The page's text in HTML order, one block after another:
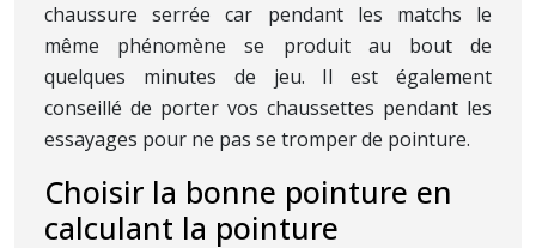
chaussure serrée car pendant les matchs le
même phénomène se produit au bout de
quelques minutes de jeu. Il est également
conseillé de porter vos chaussettes pendant les
essayages pour ne pas se tromper de pointure.
Choisir la bonne pointure en
calculant la pointure